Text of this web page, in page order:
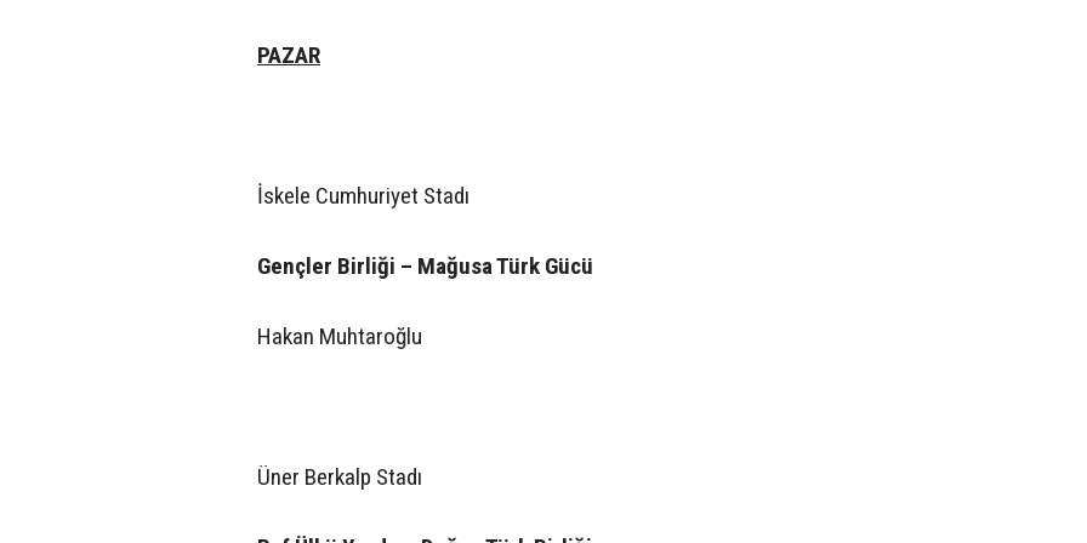
PAZAR
İskele Cumhuriyet Stadı
Gençler Birliği – Mağusa Türk Gücü
Hakan Muhtaroğlu
Üner Berkalp Stadı